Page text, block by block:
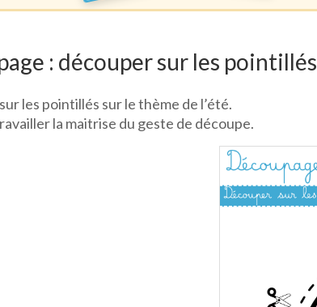
: découper sur les pointillés
les pointillés sur le thème de l’été.
la maitrise du geste de découpe.